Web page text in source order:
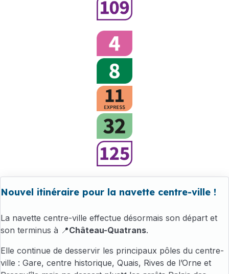
Nouvel itinéraire pour la navette centre-ville !
La navette centre-ville effectue désormais son départ et
son terminus à 📍Château-Quatrans.
Elle continue de desservir les principaux pôles du centre-
ville : Gare, centre historique, Quais, Rives de l’Orne et